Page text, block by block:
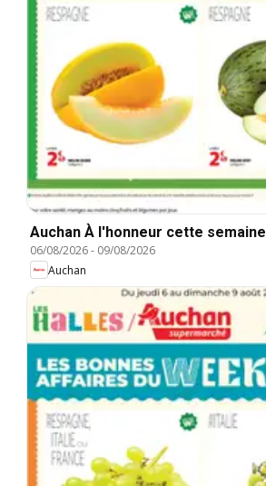
Auchan À l'honneur cette semaine
06/08/2026- 09/08/2026
Auchan